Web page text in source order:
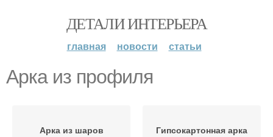
ДЕТАЛИ ИНТЕРЬЕРА
главная новости статьи
Арка из профиля
Арка из шаров Гипсокартонная арка